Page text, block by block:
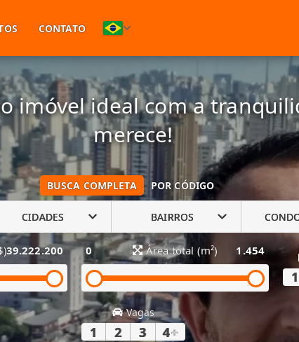
(11) 94748-1601
CONTATO
imóvel ideal com a
merece!
BUSCA COMPLETA POR CÓDIGO
CIDADES BAIRROS
39.222.200 0 Área total (m²) 1.454
1
Vagas
1 2 3 4+